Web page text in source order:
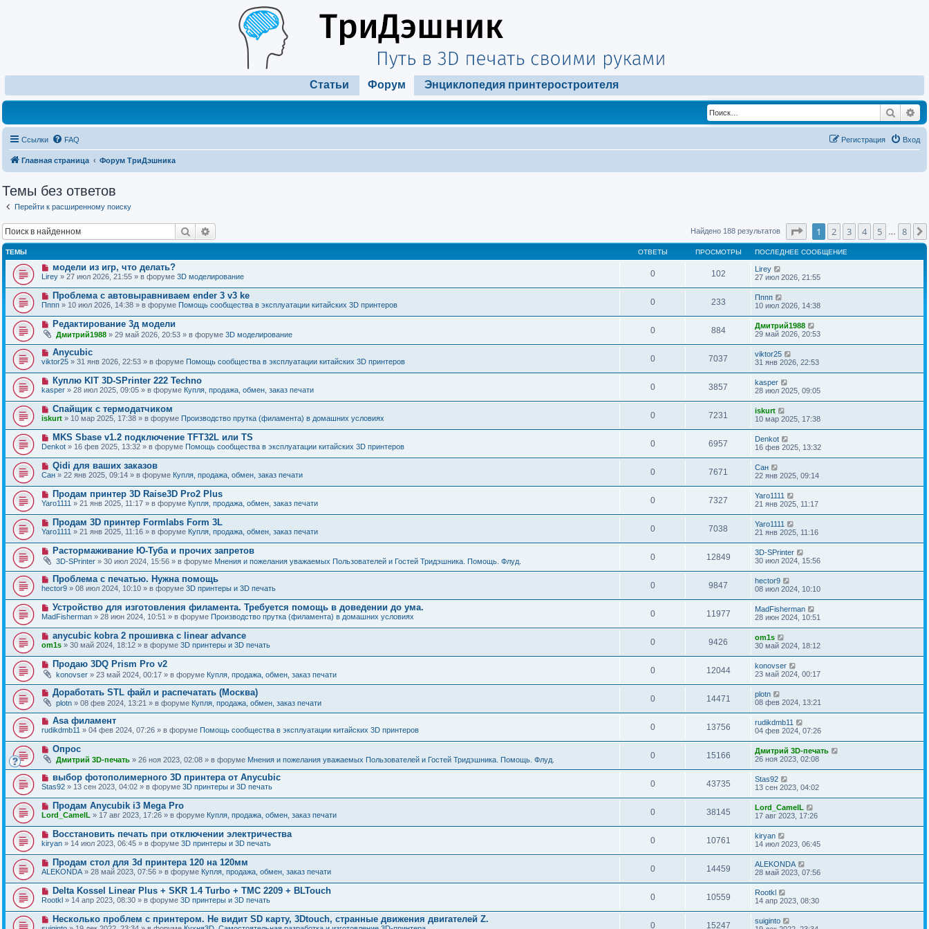
Статьи Форум Энциклопедия принтеростроителя
Поиск
Ссылки FAQ Вход
Регистрация
Главная страница Форум ТриДэшника
Темы без ответов
Перейти к расширенному поиску
Поиск Найдено 188 результатов Страница 1 из8
1 2 3 4 5 8
ТЕМЫ ОТВЕТЫ ПРОСМОТРЫ ПОСЛЕДНЕЕ СООБЩЕНИЕ
Н
о
в
о
е
с
о
б
щ
е
н
и
е
модели из игр, что делать?
Lirey » 27 июл 2026, 21:55 » в форуме 3D моделирование 0 102
Lirey
27 июл 2026, 21:55
Н
о
в
о
е
с
о
о
б
е
н
и
е
Проблема с автовыравниваем ender 3 v3 ke
Пппп » 10 июл 2026, 14:38 » в форуме Помощь сообщества в эксплуатации китайских 3D принтеров 0 233
Пппп
10 июл 2026, 14:38
Н
в
о
е
с
о
б
щ
е
н
и
е
Редактирование 3д модели
Дмитрий1988 » 29 май 2026, 20:53 » в форуме 3D моделирование 0 884
Дмитрий1988
29 май 2026, 20:53
Н
о
в
о
е
с
о
о
б
е
н
и
е
Anycubic
viktor25 » 31 янв 2026, 22:53 » в форуме Помощь сообщества в эксплуатации китайских 3D принтеров 0 7037
viktor25
31 янв 2026, 22:53
Н
о
в
о
е
с
о
б
е
н
и
е
Куплю KIT 3D-SPrinter 222 Techno
kasper » 28 июл 2025, 09:05 » в форуме Купля, продажа, обмен, заказ печати 0 3857
kasper
28 июл 2025, 09:05
Н
о
в
о
е
с
о
о
б
е
н
и
е
Спайщик с термодатчиком
iskurt » 10 мар 2025, 17:38 » в форуме Производство прутка (филамента) в домашних условиях 0 7231
iskurt
10 мар 2025, 17:38
Н
о
в
о
е
с
о
б
е
н
и
е
MKS Sbase v1.2 подключение TFT32L или TS
Denkot » 16 фев 2025, 13:32 » в форуме Помощь сообщества в эксплуатации китайских 3D принтеров 0 6957
Denkot
16 фев 2025, 13:32
Н
о
в
о
е
с
о
б
е
н
и
е
Qidi для ваших заказов
Сан » 22 янв 2025, 09:14 » в форуме Купля, продажа, обмен, заказ печати 0 7671
Сан
22 янв 2025, 09:14
Н
о
в
о
е
с
о
б
щ
е
н
и
е
Продам принтер 3D Raise3D Pro2 Plus
Yaro1111 » 21 янв 2025, 11:17 » в форуме Купля, продажа, обмен, заказ печати 0 7327
Yaro1111
21 янв 2025, 11:17
Н
о
в
о
е
с
о
б
е
н
и
е
Продам 3D принтер Formlabs Form 3L
Yaro1111 » 21 янв 2025, 11:16 » в форуме Купля, продажа, обмен, заказ печати 0 7038
Yaro1111
21 янв 2025, 11:16
Н
в
о
е
с
о
о
б
е
н
и
е
Растормаживание Ю-Туба и прочих запретов
3D-SPrinter » 30 июл 2024, 15:56 » в форуме Мнения и пожелания уважаемых Пользователей и Гостей Тридэшника. Помощь. Флуд. 0 12849
3D-SPrinter
30 июл 2024, 15:56
Н
о
в
о
е
с
о
о
б
е
н
и
е
Проблема с печатью. Нужна помощь
hector9 » 08 июл 2024, 10:10 » в форуме 3D принтеры и 3D печать 0 9847
hector9
08 июл 2024, 10:10
Н
о
в
о
е
с
о
б
щ
е
н
и
е
Устройство для изготовления филамента. Требуется помощь в доведении до ума.
MadFisherman » 28 июн 2024, 10:51 » в форуме Производство прутка (филамента) в домашних условиях 0 11977
MadFisherman
28 июн 2024, 10:51
Н
о
в
о
е
с
о
о
б
щ
н
и
е
anycubic kobra 2 прошивка с linear advance
om1s » 30 май 2024, 18:12 » в форуме 3D принтеры и 3D печать 0 9426
om1s
30 май 2024, 18:12
Н
в
о
е
с
о
о
б
е
н
и
е
Продаю 3DQ Prism Pro v2
konovser » 23 май 2024, 00:17 » в форуме Купля, продажа, обмен, заказ печати 0 12044
konovser
23 май 2024, 00:17
Н
о
в
о
е
с
о
о
б
щ
н
и
е
Доработать STL файл и распечатать (Москва)
plotn » 08 фев 2024, 13:21 » в форуме Купля, продажа, обмен, заказ печати 0 14471
plotn
08 фев 2024, 13:21
Н
о
в
о
е
с
о
о
б
е
н
и
е
Asa филамент
rudikdmb11 » 04 фев 2024, 07:26 » в форуме Помощь сообщества в эксплуатации китайских 3D принтеров 0 13756
rudikdmb11
04 фев 2024, 07:26
Н
в
о
е
с
о
б
е
н
и
е
Опрос
Дмитрий 3D-печать » 26 ноя 2023, 02:08 » в форуме Мнения и пожелания уважаемых Пользователей и Гостей Тридэшника. Помощь. Флуд. 0 15166
Дмитрий 3D-печать
26 ноя 2023, 02:08
Н
о
в
о
е
с
о
б
щ
е
н
и
е
выбор фотополимерного 3D принтера от Anycubic
Stas92 » 13 сен 2023, 04:02 » в форуме 3D принтеры и 3D печать 0 43735
Stas92
13 сен 2023, 04:02
Н
о
в
о
е
с
о
б
е
н
и
е
Продам Anycubik i3 Mega Pro
Lord_CamelL » 17 авг 2023, 17:26 » в форуме Купля, продажа, обмен, заказ печати 0 38145
Lord_CamelL
17 авг 2023, 17:26
Н
о
в
о
е
с
о
б
е
н
Восстановить печать при отключении электричества
kiryan » 14 июл 2023, 06:45 » в форуме 3D принтеры и 3D печать 0 10761
kiryan
14 июл 2023, 06:45
Н
о
в
о
е
с
о
б
Продам стол для 3d принтера 120 на 120мм
ALEKONDA » 28 май 2023, 07:56 » в форуме Купля, продажа, обмен, заказ печати 0 14459
ALEKONDA
28 май 2023, 07:56
Н
о
в
о
е
Delta Kossel Linear Plus + SKR 1.4 Turbo + TMC 2209 + BLTouch
Rootkl » 14 апр 2023, 08:30 » в форуме 3D принтеры и 3D печать 0 10559
Rootkl
14 апр 2023, 08:30
Н
о
Несколько проблем с принтером. Не видит SD карту, 3Dtouch, странные движения двигателей Z.
0 15247
suiginto